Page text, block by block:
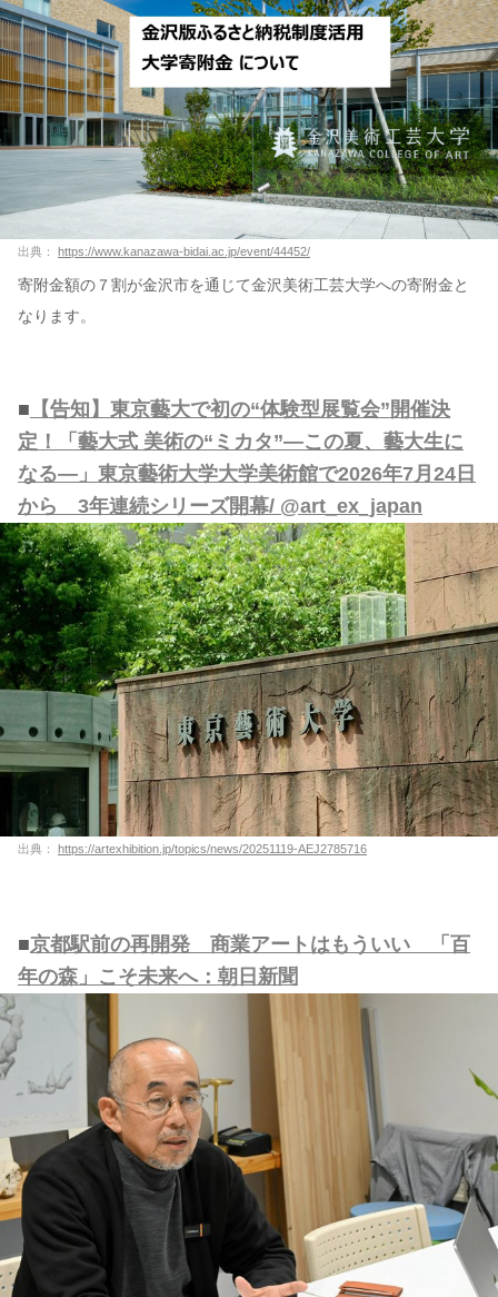
出典： https://www.kanazawa-bidai.ac.jp/event/44452/
寄附金額の７割が金沢市を通じて金沢美術工芸大学への寄附金と
なります。
■ 【告知】東京藝大で初の“体験型展覧会”開催決
定！「藝大式 美術の“ミカタ”―この夏、藝大生に
なる―」東京藝術大学大学美術館で2026年7月24日
から 3年連続シリーズ開幕/ @art_ex_japan
出典： https://artexhibition.jp/topics/news/20251119-AEJ2785716
■京都駅前の再開発 商業アートはもういい 「百
年の森」こそ未来へ：朝日新聞